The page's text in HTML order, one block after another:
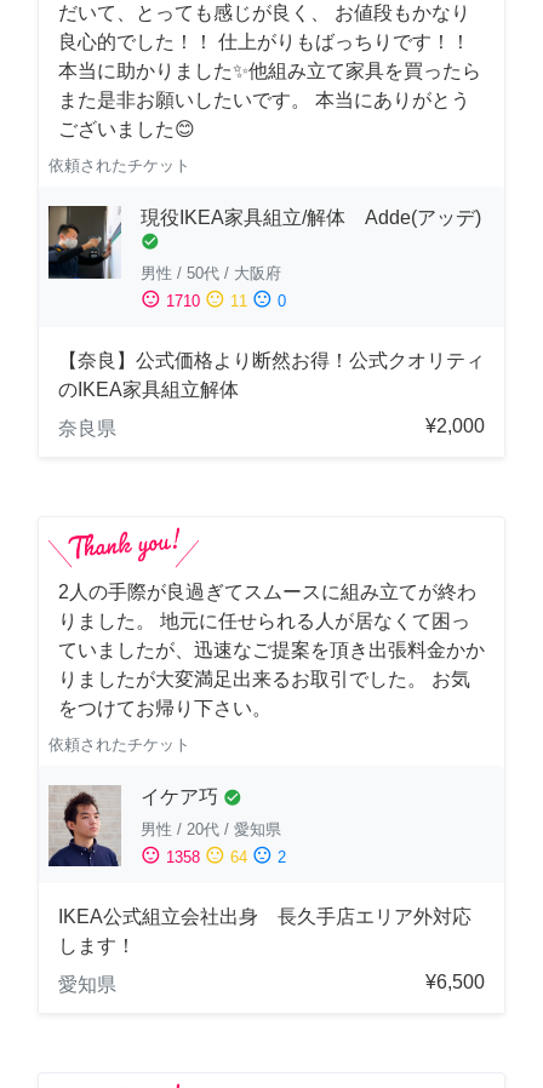
だいて、とっても感じが良く、 お値段もかなり
良心的でした！！ 仕上がりもばっちりです！！
本当に助かりました✨他組み立て家具を買ったら
また是非お願いしたいです。 本当にありがとう
ございました😊
依頼されたチケット
現役IKEA家具組立/解体 Adde(アッデ)
check_circle
男性 / 50代 / 大阪府
sentiment_satisfied 1710 sentiment_neutral 11 sentiment_dissatisfied 0
【奈良】公式価格より断然お得！公式クオリティ
のIKEA家具組立解体
奈良県
¥2,000
2人の手際が良過ぎてスムースに組み立てが終わ
りました。 地元に任せられる人が居なくて困っ
ていましたが、迅速なご提案を頂き出張料金かか
りましたが大変満足出来るお取引でした。 お気
をつけてお帰り下さい。
依頼されたチケット
イケア巧 check_circle
男性 / 20代 / 愛知県
sentiment_satisfied 1358 sentiment_neutral 64 sentiment_dissatisfied 2
IKEA公式組立会社出身 長久手店エリア外対応
します！
愛知県
¥6,500